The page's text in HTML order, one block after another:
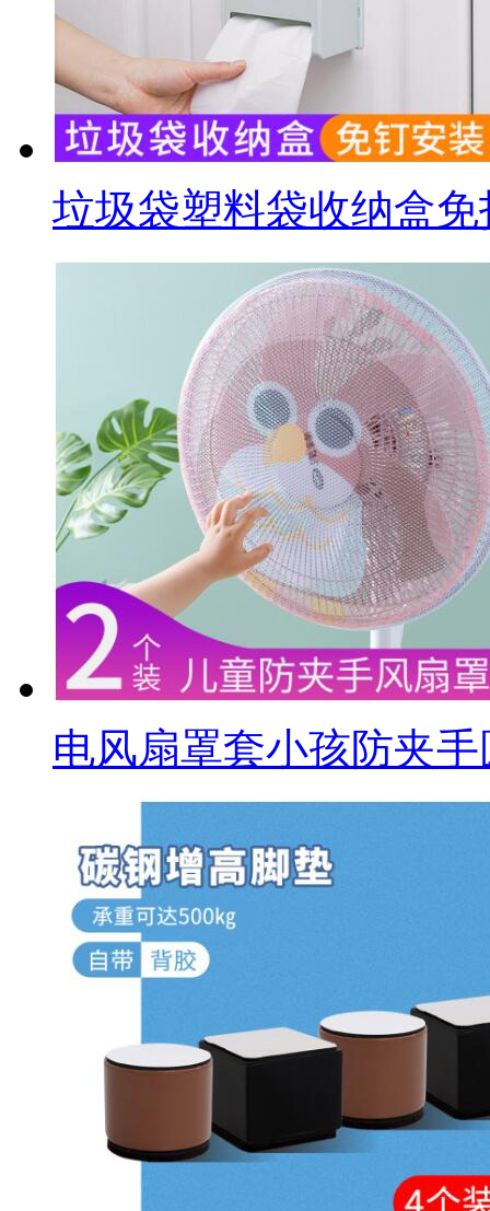
垃圾袋塑料袋收纳盒
电风扇罩套小孩防夹